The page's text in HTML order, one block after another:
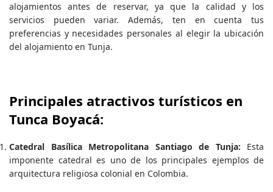
alojamientos antes de reservar, ya que la calidad y los
servicios pueden variar. Además, ten en cuenta tus
preferencias y necesidades personales al elegir la ubicación
del alojamiento en Tunja.
Principales atractivos turísticos en
Tunca Boyacá:
Catedral Basílica Metropolitana Santiago de Tunja: Esta
imponente catedral es uno de los principales ejemplos de
arquitectura religiosa colonial en Colombia.